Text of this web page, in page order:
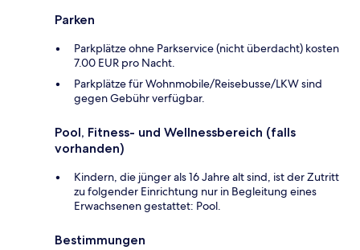
Parken
Parkplätze ohne Parkservice (nicht überdacht) kosten
7.00 EUR pro Nacht.
Parkplätze für Wohnmobile/Reisebusse/LKW sind
gegen Gebühr verfügbar.
Pool, Fitness- und Wellnessbereich (falls
vorhanden)
Kindern, die jünger als 16 Jahre alt sind, ist der Zutritt
zu folgender Einrichtung nur in Begleitung eines
Erwachsenen gestattet: Pool.
Bestimmungen